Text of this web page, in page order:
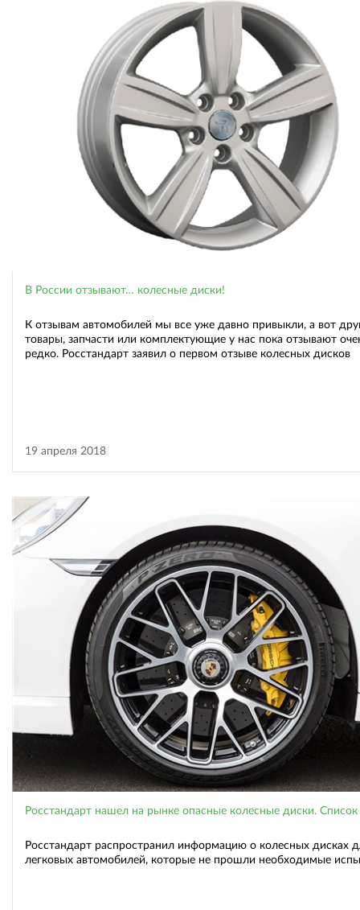
В России отзывают… колесные диски!
К отзывам автомобилей мы все уже давно привыкли, а вот
товары, запчасти или комплектующие у нас пока отзывают
редко. Росстандарт заявил о первом отзыве колесных дисков
19 апреля 2018
Росстандарт нашел на рынке опасные колесные диски. Список
Росстандарт распространил информацию о колесных дисках
легковых автомобилей, которые не прошли необходимые